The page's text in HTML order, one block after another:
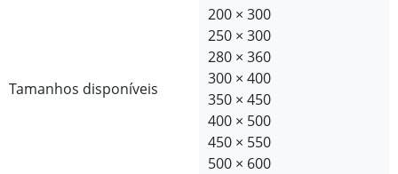
Tamanhos disponíveis
200 × 300
250 × 300
280 × 360
300 × 400
350 × 450
400 × 500
450 × 550
500 × 600